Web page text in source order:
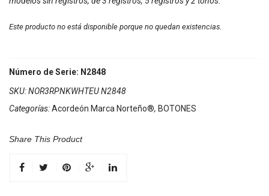
Este producto no está disponible porque no quedan existencias.
Número de Serie: N2848
SKU:NOR3RPNKWHTEU N2848
Categorías:Acordeón Marca Norteño®, BOTONES
Share This Product